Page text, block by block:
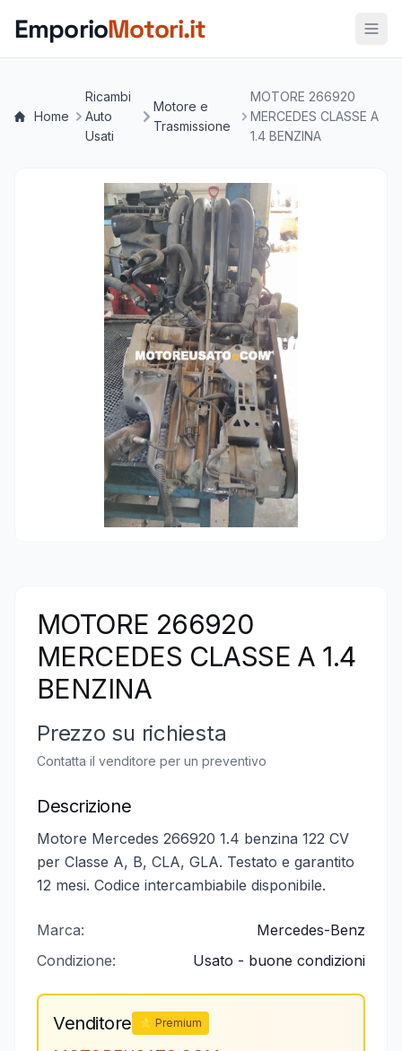
EmporioMotori.it
Home
Ricambi
Auto
Usati
Motore e
Trasmissione
MOTORE 266920
MERCEDES CLASSE A
1.4 BENZINA
MOTORE 266920
MERCEDES CLASSE A 1.4
BENZINA
Prezzo su richiesta
Contatta il venditore per un preventivo
Descrizione
Motore Mercedes 266920 1.4 benzina 122 CV
per Classe A, B, CLA, GLA. Testato e garantito
12 mesi. Codice intercambiabile disponibile.
Marca:
Mercedes-Benz
Condizione:
Usato - buone condizioni
Venditore ⭐ Premium